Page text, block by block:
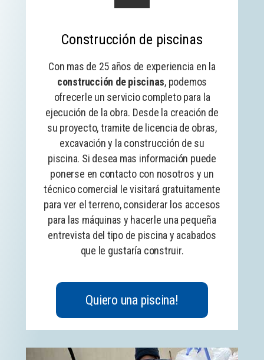
Construcción de piscinas
Con mas de 25 años de experiencia en la
construcción de piscinas, podemos
ofrecerle un servicio completo para la
ejecución de la obra. Desde la creación de
su proyecto, tramite de licencia de obras,
excavación y la construcción de su
piscina. Si desea mas información puede
ponerse en contacto con nosotros y un
técnico comercial le visitará gratuitamente
para ver el terreno, considerar los accesos
para las máquinas y hacerle una pequeña
entrevista del tipo de piscina y acabados
que le gustaría construir.
Quiero una piscina!